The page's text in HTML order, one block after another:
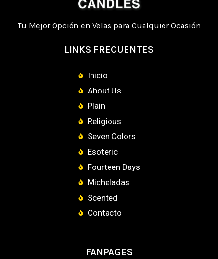
Tu Mejor Opción en Velas para Cualquier Ocasión
LINKS FRECUENTES
Inicio
About Us
Plain
Religious
Seven Colors
Esoteric
Fourteen Days
Micheladas
Scented
Contacto
FANPAGES